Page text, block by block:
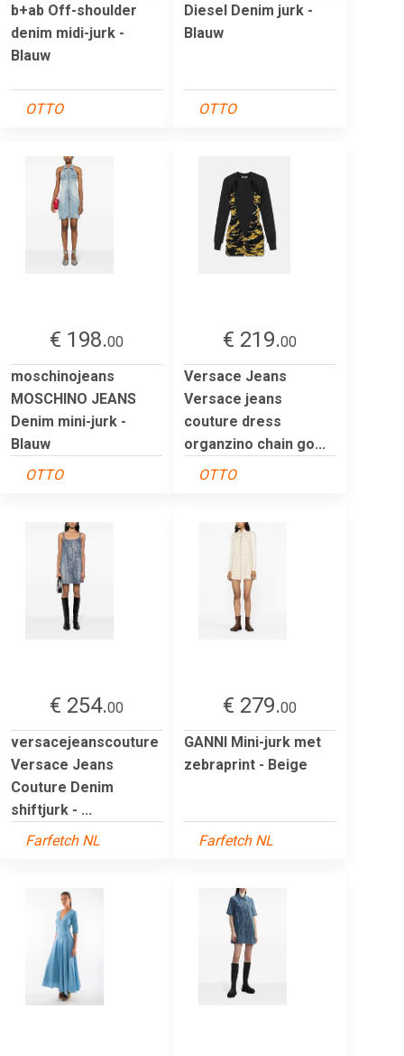
b+ab Off-shoulder
denim midi-jurk -
Blauw
OTTO
Diesel Denim jurk -
Blauw
OTTO
€ 198.00
moschinojeans
MOSCHINO JEANS
Denim mini-jurk -
Blauw
OTTO
€ 219.00
Versace Jeans
Versace jeans
couture dress
organzino chain go...
OTTO
€ 254.00
versacejeanscouture
Versace Jeans
Couture Denim
shiftjurk - ...
Farfetch NL
€ 279.00
GANNI Mini-jurk met
zebraprint - Beige
Farfetch NL